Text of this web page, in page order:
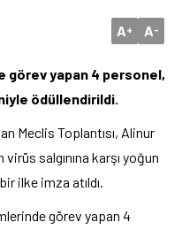
A+ A-
görev yapan 4 personel,
ödüllendirildi.
Meclis Toplantısı, Alinur
virüs salgınına karşı yoğun
ilke imza atıldı.
görev yapan 4